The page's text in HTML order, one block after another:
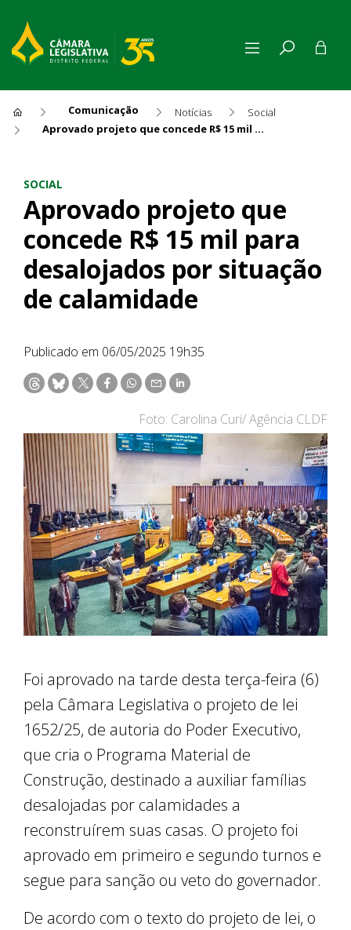
Comunicação Notícias
Social
Aprovado projeto que concede R$ 15 mil para desalojados por situação de calamidade
SOCIAL
Aprovado projeto que
concede R$ 15 mil para
desalojados por situação
de calamidade
Publicado em 06/05/2025 19h35
Foto: Carolina Curi/ Agência CLDF
Foi aprovado na tarde desta terça-feira (6)
pela Câmara Legislativa o projeto de lei
1652/25, de autoria do Poder Executivo,
que cria o Programa Material de
Construção, destinado a auxiliar famílias
desalojadas por calamidades a
reconstruírem suas casas. O projeto foi
aprovado em primeiro e segundo turnos e
segue para sanção ou veto do governador.
De acordo com o texto do projeto de lei, o